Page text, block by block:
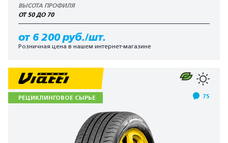
ВЫСОТА ПРОФИЛЯ
ОТ 50 ДО 70
от 6 200 руб./шт.
Розничная цена в нашем интернет-магазине
РЕЦИКЛИНГОВОЕ СЫРЬЕ 75